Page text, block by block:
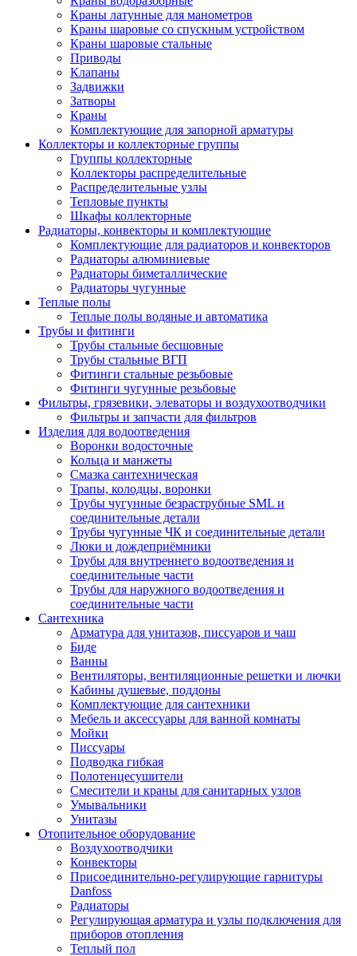
Краны латунные для манометров
Краны шаровые со спускным устройством
Краны шаровые стальные
Приводы
Клапаны
Задвижки
Затворы
Краны
Комплектующие для запорной арматуры
Коллекторы и коллекторные группы
Группы коллекторные
Коллекторы распределительные
Распределительные узлы
Тепловые пункты
Шкафы коллекторные
Радиаторы, конвекторы и комплектующие
Комплектующие для радиаторов и конвекторов
Радиаторы алюминиевые
Радиаторы биметаллические
Радиаторы чугунные
Теплые полы
Теплые полы водяные и автоматика
Трубы и фитинги
Трубы стальные бесшовные
Трубы стальные ВГП
Фитинги стальные резьбовые
Фитинги чугунные резьбовые
Фильтры, грязевики, элеваторы и воздухоотводчики
Фильтры и запчасти для фильтров
Изделия для водоотведения
Воронки водосточные
Кольца и манжеты
Смазка сантехническая
Трапы, колодцы, воронки
Трубы чугунные безраструбные SML и
соединительные детали
Трубы чугунные ЧК и соединительные детали
Люки и дождеприёмники
Трубы для внутреннего водоотведения и
соединительные части
Трубы для наружного водоотведения и
соединительные части
Сантехника
Арматура для унитазов, писсуаров и чаш
Биде
Ванны
Вентиляторы, вентиляционные решетки и лючки
Кабины душевые, поддоны
Комплектующие для сантехники
Мебель и аксессуары для ванной комнаты
Мойки
Писсуары
Подводка гибкая
Полотенцесушители
Смесители и краны для санитарных узлов
Умывальники
Унитазы
Отопительное оборудование
Воздухоотводчики
Конвекторы
Присоединительно-регулирующие гарнитуры
Danfoss
Радиаторы
Регулирующая арматура и узлы подключения для
приборов отопления
Теплый пол